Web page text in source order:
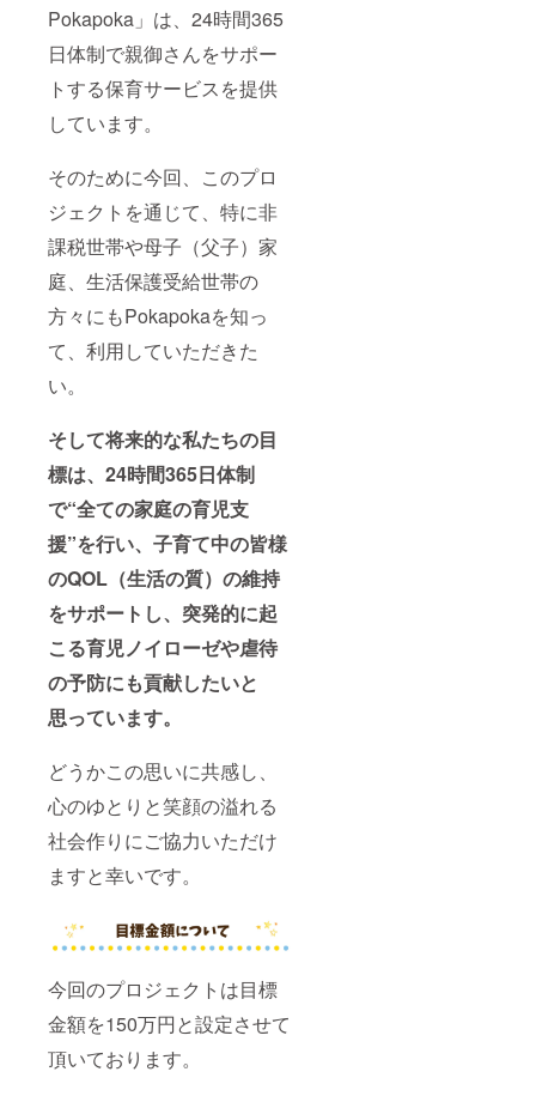
Pokapoka」は、24時間365
日体制で親御さんをサポー
トする保育サービスを提供
しています。
そのために今回、このプロ
ジェクトを通じて、特に非
課税世帯や母子（父子）家
庭、生活保護受給世帯の
方々にもPokapokaを知っ
て、利用していただきた
い。
そして将来的な私たちの目
標は、24時間365日体制
で“全ての家庭の育児支
援”を行い、子育て中の皆様
のQOL（生活の質）の維持
をサポートし、突発的に起
こる育児ノイローゼや虐待
の予防にも貢献したいと
思っています。
どうかこの思いに共感し、
心のゆとりと笑顔の溢れる
社会作りにご協力いただけ
ますと幸いです。
今回のプロジェクトは目標
金額を150万円と設定させて
頂いております。